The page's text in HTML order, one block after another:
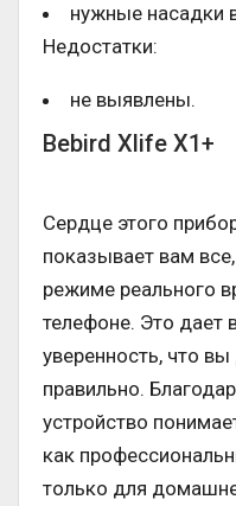
нужные насадки
Недостатки:
не выявлены.
Bebird Xlife X1+
Сердце этого
показывает вам
режиме реального
телефоне. Это дает
уверенность, что вы
правильно.
устройство
как
только для